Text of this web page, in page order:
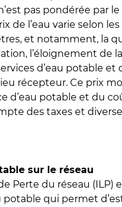
pas pondérée par
de l’eau varie selon
et notamment, la
l’éloignement de
d’eau potable et
récepteur. Ce prix
d’eau potable et du
des taxes et
sur le réseau
Perte du réseau
potable qui permet